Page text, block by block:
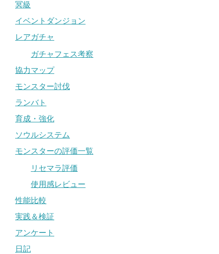
冥級
イベントダンジョン
レアガチャ
ガチャフェス考察
協力マップ
モンスター討伐
ランバト
育成・強化
ソウルシステム
モンスターの評価一覧
リセマラ評価
使用感レビュー
性能比較
実践＆検証
アンケート
日記